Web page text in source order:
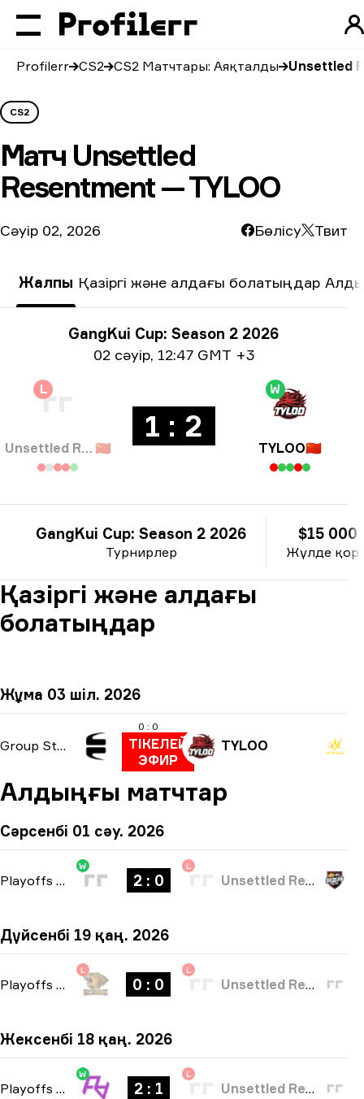
Profilerr CS2 CS2 Матчтары: Аяқталды Unsettled
CS2
Матч Unsettled
Resentment — TYLOO
Сәуір 02, 2026 Бөлісу Твит
Жалпы Қазіргі және алдағы болатыңдар
Турнир туралы ақпарат
GangKui Cup: Season 2 2026
Күні жайлы ақпарат
02 сәуір, 12:47 GMT +3
L
Unsettled Resentment 🇨🇳
1 : 2
W
TYLOO🇨🇳
Турнирлер
GangKui Cup: Season 2 2026
Жүлде
$15 000
Қазіргі және алдағы
болатыңдар
Жұма 03 шіл. 2026
Group Stage
0 : 0
ТІКЕЛЕЙ
ЭФИР
TYLOO
Алдыңғы матчтар
Сәрсенбі 01 сәу. 2026
Playoffs bo3
W
2 : 0
L
Unsettled Resentment
Дүйсенбі 19 қаң. 2026
Playoffs bo3
L
0 : 0
L
Unsettled Resentment
Жексенбі 18 қаң. 2026
Playoffs bo3
W
2 : 1
L
Unsettled Resentment